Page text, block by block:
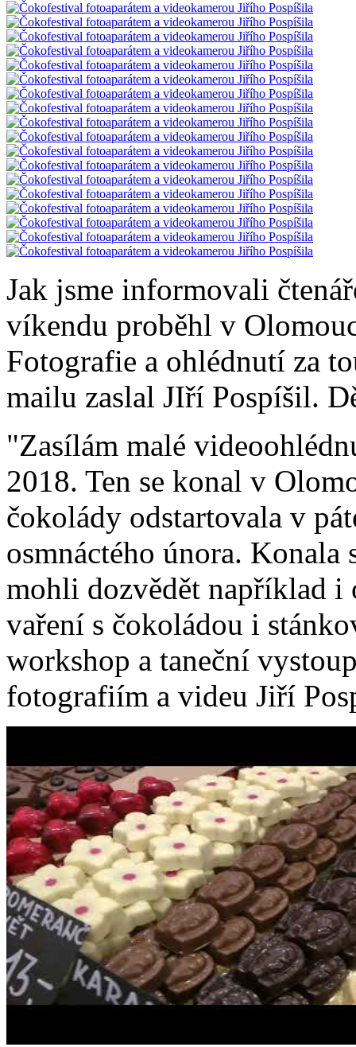
Jak jsme informovali
víkendu proběhl v
Fotografie a ohlédnutí za
mailu zaslal JIří Pospíšil.
"Zasílám malé
2018. Ten se konal v
čokolády odstartovala v
osmnáctého února. Konala
mohli dozvědět například
vaření s čokoládou i
workshop a taneční
fotografiím a videu Jiří